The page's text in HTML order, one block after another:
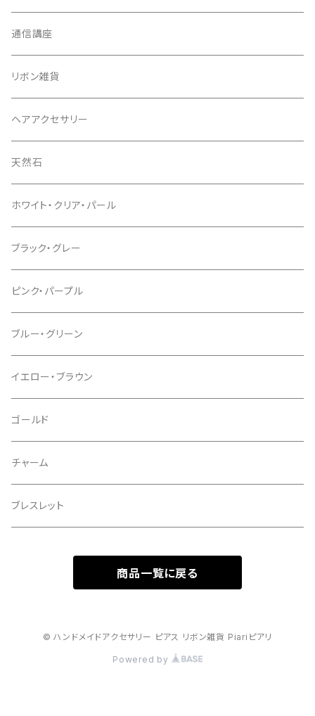
通信講座
リボン雑貨
ヘアアクセサリー
天然石
ホワイト・クリア・パール
ブラック・グレー
ピンク・パープル
ブルー・グリーン
イエロー・ブラウン
ゴールド
チャーム
ブレスレット
商品一覧に戻る
© ハンドメイドアクセサリー ピアス リボン雑貨 Piariピアリ
Powered by